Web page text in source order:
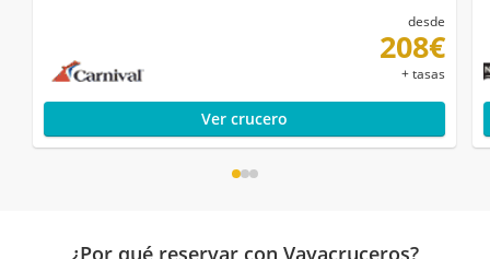
desde
208€
+ tasas
Ver crucero